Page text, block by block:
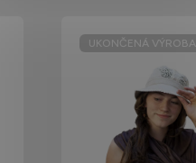
UKONČENÁ VÝROBA